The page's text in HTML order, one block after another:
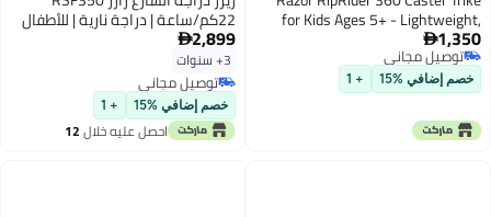
for Kids Ages 5+ - Lightweight,
Rubber Handlebars, Steel Frame,
for Riders up to 160 lbs
1,350
توصيل مجاني
توصيل مجاني
خصم إضافي %15 + 1
22كم/ساعة | دراجة نارية | للأطفال
استخدام مستمر يصل إلى 30 دقيقة
2,899
3+ سنوات
توصيل مجاني
توصيل مجاني
خصم إضافي %15 + 1
احصل عليه خلال12